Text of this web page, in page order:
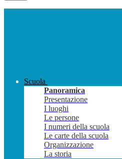
Scuola
Panoramica
Presentazione
I luoghi
Le persone
I numeri della scuola
Le carte della scuola
Organizzazione
La storia